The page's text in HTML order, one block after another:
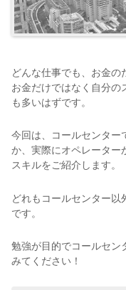
どんな仕事でも、お金の
お金だけではなく自分の
も多いはずです。
今回は、コールセンター
か、実際にオペレーター
スキルをご紹介します。
どれもコールセンター以
です。
勉強が目的でコールセン
みてください！